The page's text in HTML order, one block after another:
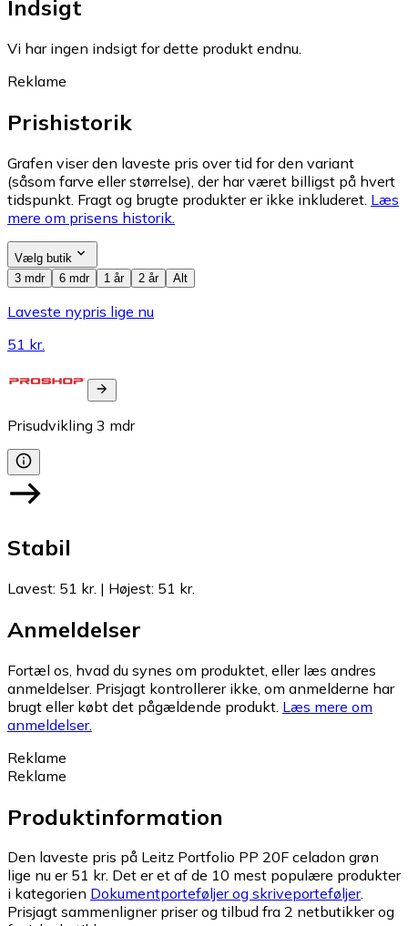
Indsigt
Vi har ingen indsigt for dette produkt endnu.
Reklame
Prishistorik
Grafen viser den laveste pris over tid for den variant
(såsom farve eller størrelse), der har været billigst på hvert
tidspunkt. Fragt og brugte produkter er ikke inkluderet. Læs
mere om prisens historik.
Vælg butik
3 mdr
6 mdr 1 år 2 år Alt
Laveste nypris lige nu
51 kr.
Prisudvikling 3 mdr
Stabil
Lavest: 51 kr. | Højest: 51 kr.
Anmeldelser
Fortæl os, hvad du synes om produktet, eller læs andres
anmeldelser. Prisjagt kontrollerer ikke, om anmelderne har
brugt eller købt det pågældende produkt. Læs mere om
anmeldelser.
Reklame
Reklame
Produktinformation
Den laveste pris på Leitz Portfolio PP 20F celadon grøn
lige nu er 51 kr. Det er et af de 10 mest populære produkter
i kategorien Dokumentporteføljer og skriveporteføljer.
Prisjagt sammenligner priser og tilbud fra 2 netbutikker og